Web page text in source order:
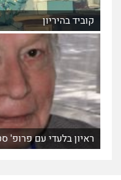
קוביד בהיריון
ראיון בלעדי עם פרופ'